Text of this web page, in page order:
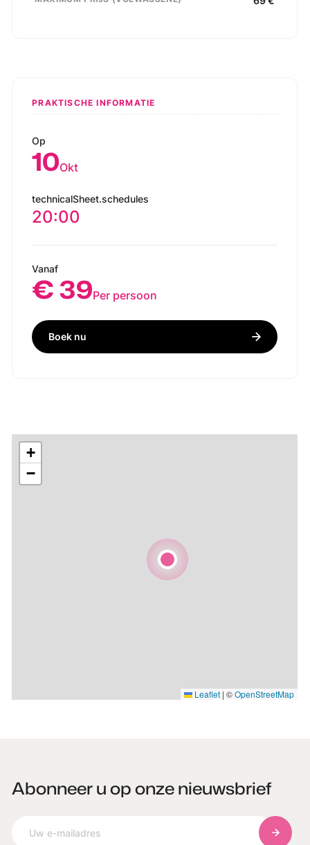
PRAKTISCHE INFORMATIE
Op
10Okt
technicalSheet.schedules
20:00
Vanaf
€ 39Per persoon
Boek nu
+
−
Leaflet | ©OpenStreetMap
Abonneer u op onze nieuwsbrief